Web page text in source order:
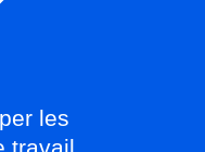
les
travail